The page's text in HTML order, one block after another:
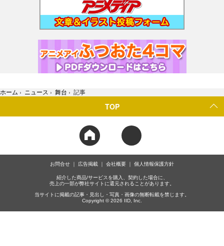
ホーム › ニュース › 舞台 › 記事
TOP
お問合せ 広告掲載 会社概要 個人情報保護方針
紹介した商品/サービスを購入、契約した場合に、
売上の一部が弊社サイトに還元されることがあります。
当サイトに掲載の記事・見出し・写真・画像の無断転載を禁じます。
Copyright © 2026 IID, Inc.